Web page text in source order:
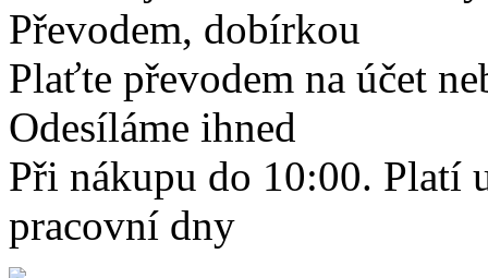
Převodem, dobírkou
Plaťte převodem na účet
Odesíláme ihned
Při nákupu do 10:00. Platí
pracovní dny